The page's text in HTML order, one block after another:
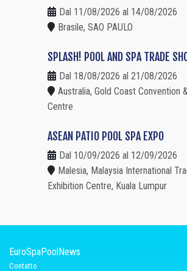
Dal 11/08/2026 al 14/08/2026
Brasile, SAO PAULO
SPLASH! POOL AND SPA TRADE
Dal 18/08/2026 al 21/08/2026
Australia, Gold Coast Convention
Centre
ASEAN PATIO POOL SPA EXPO
Dal 10/09/2026 al 12/09/2026
Malesia, Malaysia International
Exhibition Centre, Kuala Lumpur
EuroSpaPoolNews
Contatto